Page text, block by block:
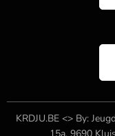
KRDJU.BE <> By: